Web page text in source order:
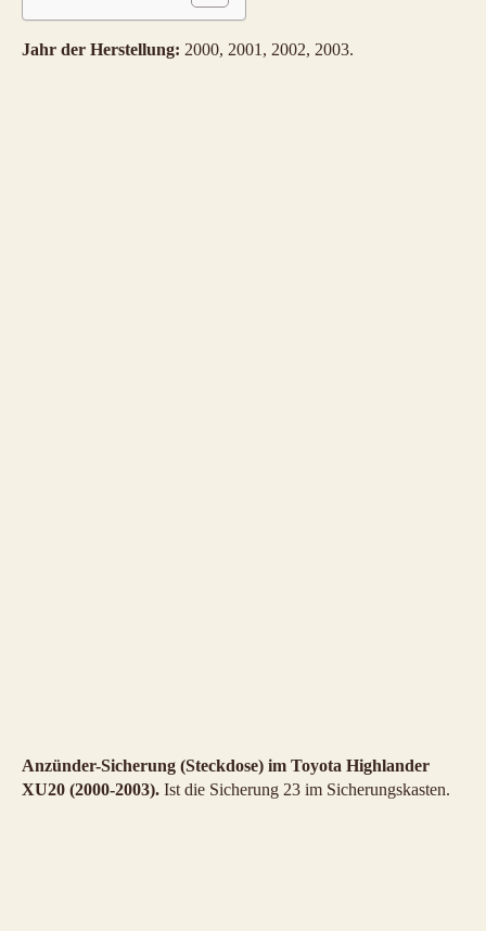
Jahr der Herstellung: 2000, 2001, 2002, 2003.
Anzünder-Sicherung (Steckdose) im Toyota Highlander
XU20 (2000-2003). Ist die Sicherung 23 im Sicherungskasten.